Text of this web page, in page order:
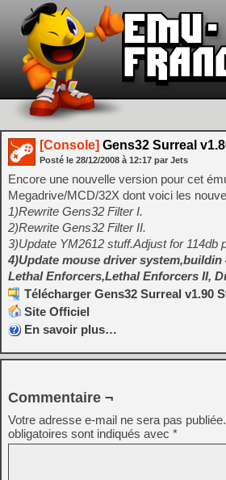
[Console] Gens32 Surreal
Posté le 28/12/2008 à 12:17 par Jets
Encore une nouvelle version pour cet
Megadrive/MCD/32X dont voici les
1)Rewrite Gens32 Filter I.
2)Rewrite Gens32 Filter II.
3)Update YM2612 stuff.Adjust for 114db
4)Update mouse driver system,buildin
Lethal Enforcers,Lethal Enforcers II,
Télécharger Gens32 Surreal v1.90
Site Officiel
En savoir plus…
Commentaire ¬
Votre adresse e-mail ne sera pas publiée.
obligatoires sont indiqués avec *